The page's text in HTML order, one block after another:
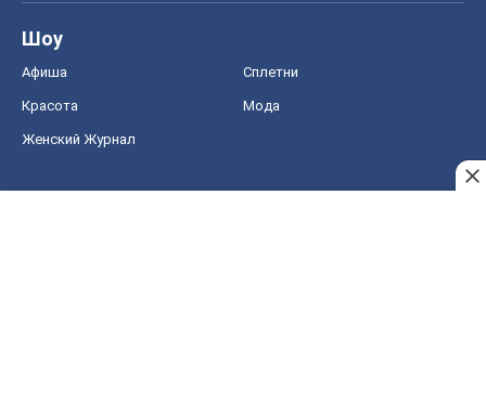
Шоу
Афиша Сплетни
Красота Мода
Женский Журнал